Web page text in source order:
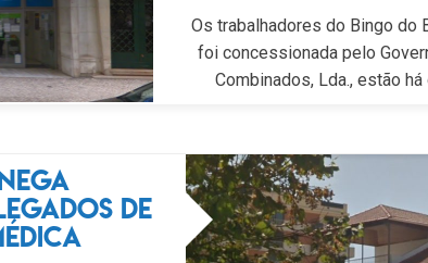
Os trabalhadores do Bingo do
foi concessionada pelo
Combinados, Lda., estão
de